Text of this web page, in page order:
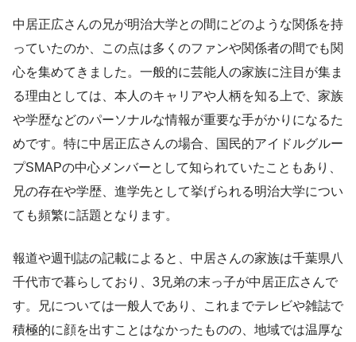
中居正広さんの兄が明治大学との間にどのような関係を持
っていたのか、この点は多くのファンや関係者の間でも関
心を集めてきました。一般的に芸能人の家族に注目が集ま
る理由としては、本人のキャリアや人柄を知る上で、家族
や学歴などのパーソナルな情報が重要な手がかりになるた
めです。特に中居正広さんの場合、国民的アイドルグルー
プSMAPの中心メンバーとして知られていたこともあり、
兄の存在や学歴、進学先として挙げられる明治大学につい
ても頻繁に話題となります。
報道や週刊誌の記載によると、中居さんの家族は千葉県八
千代市で暮らしており、3兄弟の末っ子が中居正広さんで
す。兄については一般人であり、これまでテレビや雑誌で
積極的に顔を出すことはなかったものの、地域では温厚な